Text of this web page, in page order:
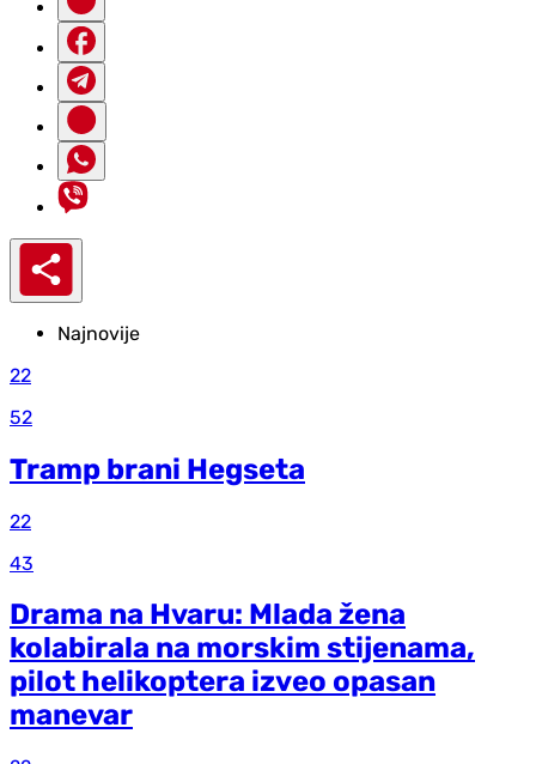
Najnovije
22
52
Tramp brani Hegseta
22
43
Drama na Hvaru: Mlada žena
kolabirala na morskim stijenama,
pilot helikoptera izveo opasan
manevar